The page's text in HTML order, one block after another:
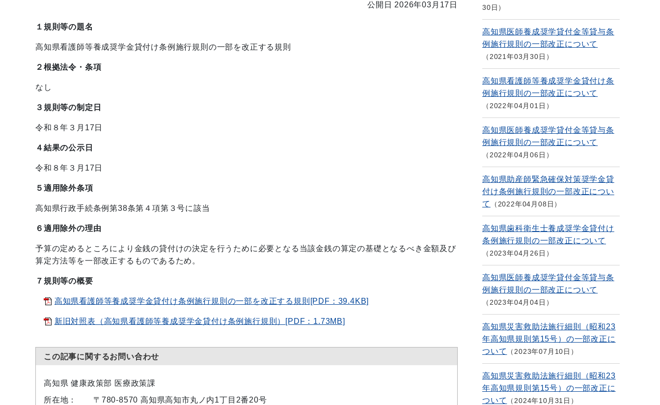
公開日 2026年03月17日
１規則等の題名
高知県看護師等養成奨学金貸付け条例施行規則の一部を改正する規則
２根拠法令・条項
なし
３規則等の制定日
令和８年３月17日
４結果の公示日
令和８年３月17日
５適用除外条項
高知県行政手続条例第38条第４項第３号に該当
６適用除外の理由
予算の定めるところにより金銭の貸付けの決定を行うために必要となる当該金銭の算定の基礎となるべき金額及び
算定方法等を一部改正するものであるため。
７規則等の概要
高知県看護師等養成奨学金貸付け条例施行規則の一部を改正する規則[PDF：39.4KB]
新旧対照表（高知県看護師等養成奨学金貸付け条例施行規則）[PDF：1.73MB]
この記事に関するお問い合わせ
高知県 健康政策部 医療政策課
所在地：
〒780-8570 高知県高知市丸ノ内1丁目2番20号
30日
高知県医師養成奨学貸付金等貸与条
例施行規則の一部改正について
2021年03月30日
高知県看護師等養成奨学金貸付け条
例施行規則の一部改正について
2022年04月01日
高知県医師養成奨学貸付金等貸与条
例施行規則の一部改正について
2022年04月06日
高知県助産師緊急確保対策奨学金貸
付け条例施行規則の一部改正につい
て
2022年04月08日
高知県歯科衛生士養成奨学金貸付け
条例施行規則の一部改正について
2023年04月26日
高知県医師養成奨学貸付金等貸与条
例施行規則の一部改正について
2023年04月04日
高知県災害救助法施行細則（昭和23
年高知県規則第15号）の一部改正に
ついて
2023年07月10日
高知県災害救助法施行細則（昭和23
年高知県規則第15号）の一部改正に
ついて
2024年10月31日